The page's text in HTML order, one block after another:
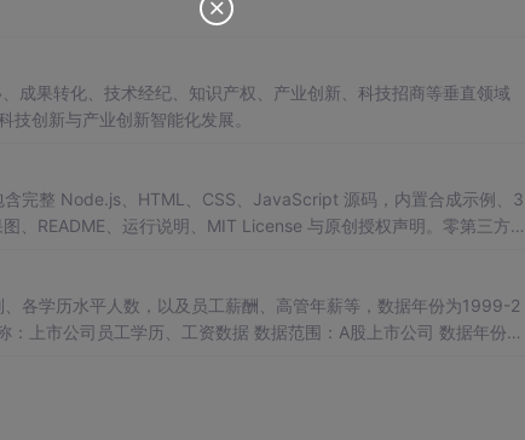
成果转化、技术经纪、知识产权、产业创新、科技招商等垂直领域
创新与产业创新智能化发展。
完整 Node.js、HTML、CSS、JavaScript 源码，内置合成示例、3
README、运行说明、MIT License 与原创授权声明。零第三方
report，或启动静态服务器打开 index.html。
各学历水平人数，以及员工薪酬、高管年薪等，数据年份为1999-2
男性人数 女性人数 研究生及以上 本科或大专 高中及以下 应付职工
董监高总人数 董监高平均年薪